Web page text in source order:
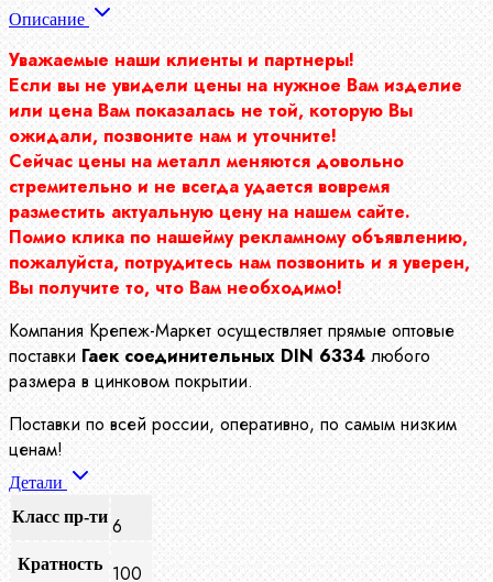
Описание
Уважаемые наши клиенты и партнеры!
Если вы не увидели цены на нужное Вам изделие
или цена Вам показалась не той, которую Вы
ожидали, позвоните нам и уточните!
Сейчас цены на металл меняются довольно
стремительно и не всегда удается вовремя
разместить актуальную цену на нашем сайте.
Помио клика по нашейму рекламному объявлению,
пожалуйста, потрудитесь нам позвонить и я уверен,
Вы получите то, что Вам необходимо!
Компания Крепеж-Маркет осуществляет прямые оптовые
поставки Гаек соединительных DIN 6334 любого
размера в цинковом покрытии.
Поставки по всей россии, оперативно, по самым низким
ценам!
Детали
Класс пр-ти 6
Кратность 100